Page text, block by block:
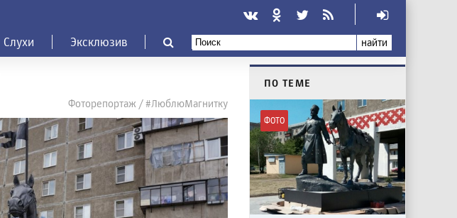
Слухи Эксклюзив найти
Фоторепортаж / #ЛюблюМагнитку
ПО ТЕМЕ
ФОТО